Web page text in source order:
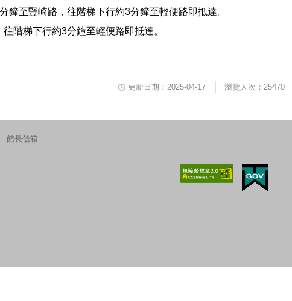
至豎崎路，往階梯下行約3分鐘至輕便路即抵達。
階梯下行約3分鐘至輕便路即抵達。
更新日期：2025-04-17 瀏覽人次：25470
館長信箱